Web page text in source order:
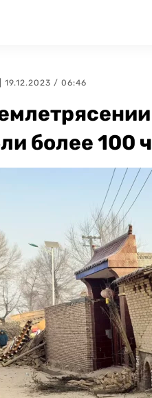
| 19.12.2023 / 06:46
более 100